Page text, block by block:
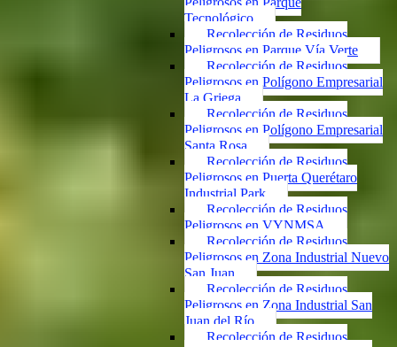
Tecnológico
Recolección de Residuos
Peligrosos en Parque Vía Verte
Recolección de Residuos
Peligrosos en Polígono Empresarial
La Griega
Recolección de Residuos
Peligrosos en Polígono Empresarial
Santa Rosa
Recolección de Residuos
Peligrosos en Puerta Querétaro
Industrial Park
Recolección de Residuos
Peligrosos en VYNMSA
Recolección de Residuos
Peligrosos en Zona Industrial Nuevo
San Juan
Recolección de Residuos
Peligrosos en Zona Industrial San
Juan del Río
Recolección de Residuos